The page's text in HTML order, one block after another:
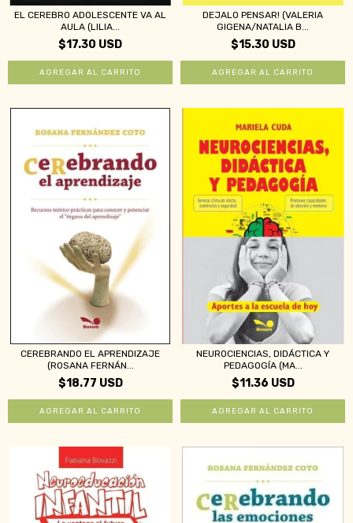
EL CEREBRO ADOLESCENTE VA AL
AULA (LILIA...
$17.30 USD
DEJALO PENSAR! (VALERIA
GIGENA/NATALIA B...
$15.30 USD
CEREBRANDO EL APRENDIZAJE
(ROSANA FERNÁN...
$18.77 USD
NEUROCIENCIAS, DIDÁCTICA Y
PEDAGOGÍA (MA...
$11.36 USD